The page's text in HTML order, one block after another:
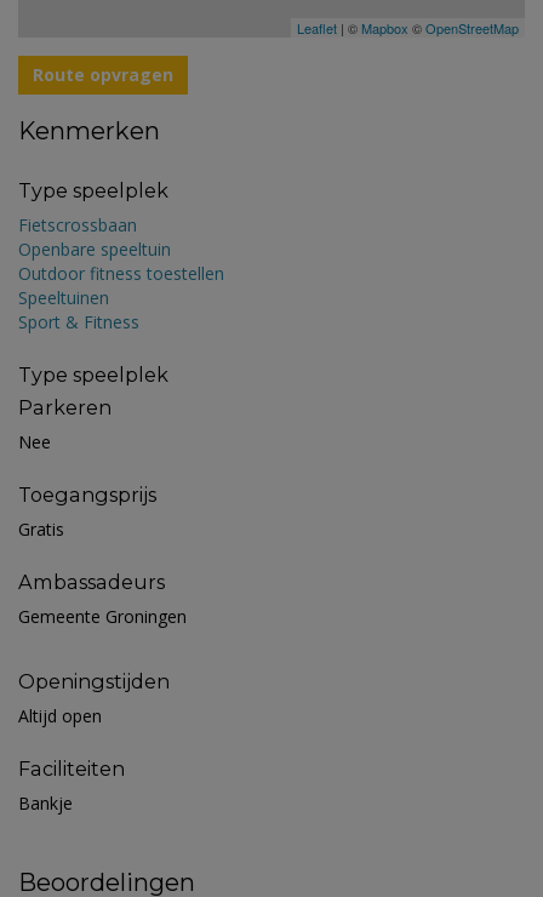
Leaflet | © Mapbox ©OpenStreetMap
Route opvragen
Kenmerken
Type speelplek
Fietscrossbaan
Openbare speeltuin
Outdoor fitness toestellen
Speeltuinen
Sport & Fitness
Type speelplek
Parkeren
Nee
Toegangsprijs
Gratis
Ambassadeurs
Gemeente Groningen
Openingstijden
Altijd open
Faciliteiten
Bankje
Beoordelingen